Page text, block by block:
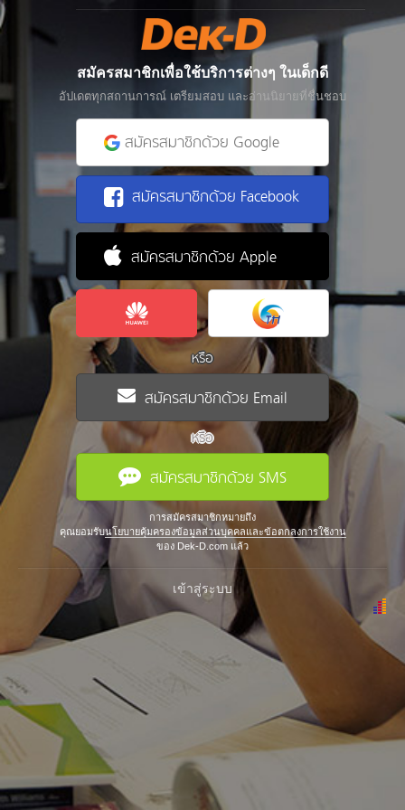
สมัครสมาชิกเพื่อใช้บริการต่างๆ ในเด็กดี
อัปเดตทุกสถานการณ์ เตรียมสอบ และอ่านนิยายที่ชื่นชอบ
สมัครสมาชิกด้วย Google
สมัครสมาชิกด้วย Facebook
สมัครสมาชิกด้วย Apple
หรือ
สมัครสมาชิกด้วย Email
หรือ
สมัครสมาชิกด้วย SMS
การสมัครสมาชิกหมายถึง
คุณยอมรับนโยบายคุ้มครองข้อมูลส่วนบุคคลและข้อตกลงการใช้งาน
ของ Dek-D.com แล้ว
เข้าสู่ระบบ